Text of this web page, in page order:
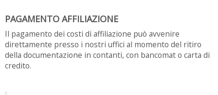
PAGAMENTO AFFILIAZIONE
Il pagamento dei costi di affiliazione può avvenire
direttamente presso i nostri uffici al momento del ritiro
della documentazione in contanti, con bancomat o carta di
credito.